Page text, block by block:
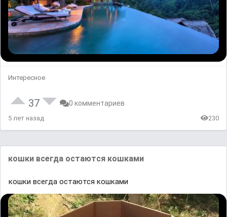
Интересное
37 0 комментариев
5 лет назад 230
кошки всегда остаются кошками
кошки всегда остаются кошками